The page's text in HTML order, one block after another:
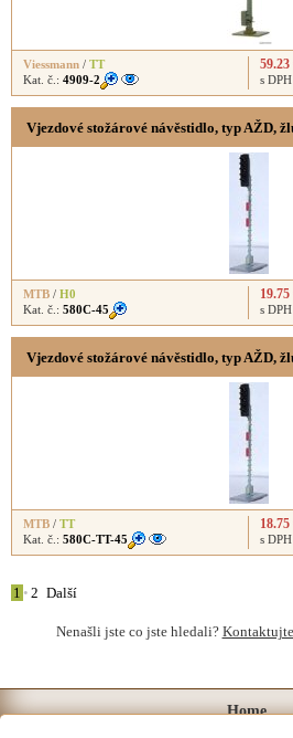
Viessmann / TT
Kat. č.: 4909-2
59.23
s DPH
Vjezdové stožárové návěstidlo, typ AŽD,
MTB / H0
Kat. č.: 580C-45
19.75
s DPH
Vjezdové stožárové návěstidlo, typ AŽD,
MTB / TT
Kat. č.: 580C-TT-45
18.75
s DPH
1 • 2 Další
Nenašli jste co jste hledali?
Home